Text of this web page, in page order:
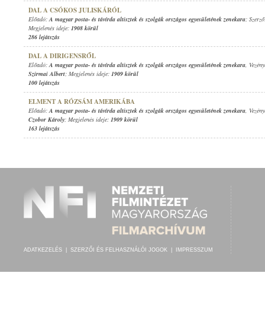
DAL A CSÓKOS JULISKÁRÓL
Előadó:A magyar posta- és távírda altisztek és szolgák országos egyesületének zenekara;
Megjelenés ideje: 1908 körül
286 lejátszás
DAL A DIRIGENSRŐL
Előadó:A magyar posta- és távírda altisztek és szolgák országos egyesületének zenekara,
Szirmai Albert; Megjelenés ideje: 1909 körül
100 lejátszás
ELMENT A RÓZSÁM AMERIKÁBA
Előadó:A magyar posta- és távírda altisztek és szolgák országos egyesületének zenekara,
Czobor Károly; Megjelenés ideje: 1909 körül
163 lejátszás
ADATKEZELÉS SZERZŐI ÉS FELHASZNÁLÓI JOGOK IMPRESSZUM